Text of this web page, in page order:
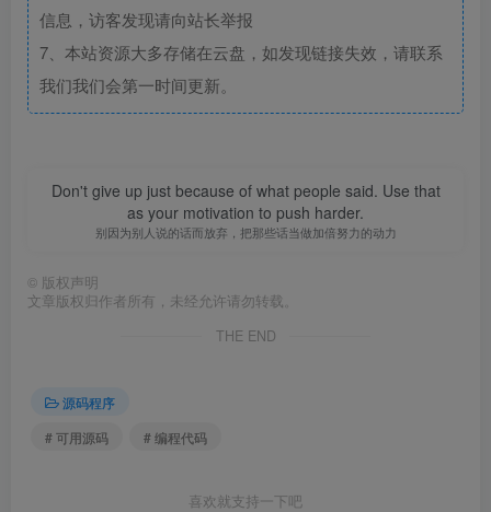
信息，访客发现请向站长举报
7、本站资源大多存储在云盘，如发现链接失效，请联系
我们我们会第一时间更新。
Don't give up just because of what people said. Use that
as your motivation to push harder.
别因为别人说的话而放弃，把那些话当做加倍努力的动力
© 版权声明
文章版权归作者所有，未经允许请勿转载。
THE END
源码程序
# 可用源码
# 编程代码
喜欢就支持一下吧